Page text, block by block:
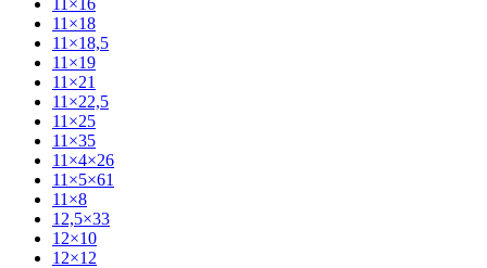
11×16
11×18
11×18,5
11×19
11×21
11×22,5
11×25
11×35
11×4×26
11×5×61
11×8
12,5×33
12×10
12×12